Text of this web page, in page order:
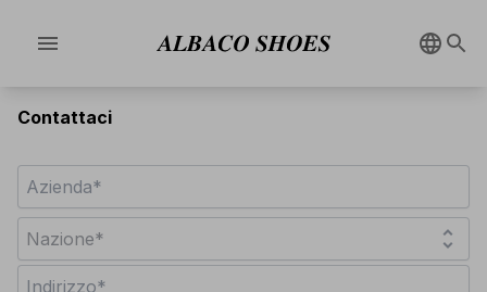
menu
Contattaci
Nazione* unfold_more